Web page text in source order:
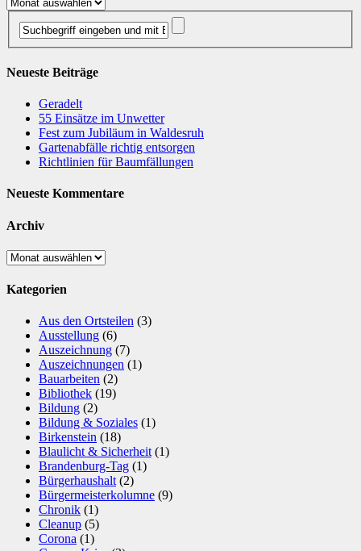
Neueste Beiträge
Geradelt
​55 Einsätze im Unwetter
Fest zum Jubiläum in Waldesruh
Gartenabfälle richtig entsorgen
Richtlinien für Baumfällungen
Neueste Kommentare
Archiv
Archiv
Kategorien
Aus den Ortsteilen (3)
Ausstellung (6)
Auszeichnung (7)
Auszeichnungen (1)
Bauarbeiten (2)
Bibliothek (19)
Bildung (2)
Bildung & Soziales (1)
Birkenstein (18)
Blaulicht & Sicherheit(1)
Brandenburg-Tag (1)
Bürgerhaushalt(2)
Bürgermeisterkolumne (9)
Chronik (1)
Cleanup (5)
Corona (1)